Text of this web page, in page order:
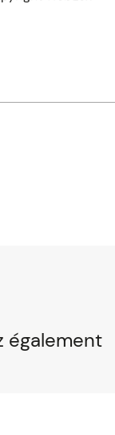
également